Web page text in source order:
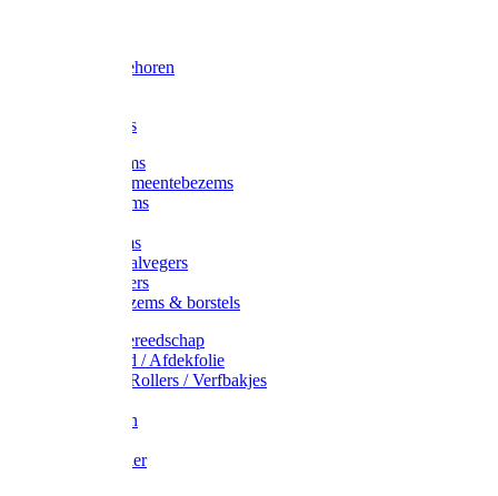
Slede toebehoren
Composters
Straatbezems
Stads- / Gemeentebezems
Terrasbezems
Gootbezems
Kamer-/Zaalvegers
Vloertrekkers
Onkruidbezems & borstels
Schildersgereedschap
Afplakband / Afdekfolie
Kwasten / Rollers / Verfbakjes
Afdekfoliën
Schuurpapier